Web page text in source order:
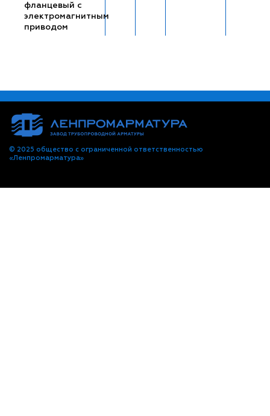
фланцевый с
электромагнитным
приводом
© 2025 общество с ограниченной ответственностью
«Ленпромарматура»